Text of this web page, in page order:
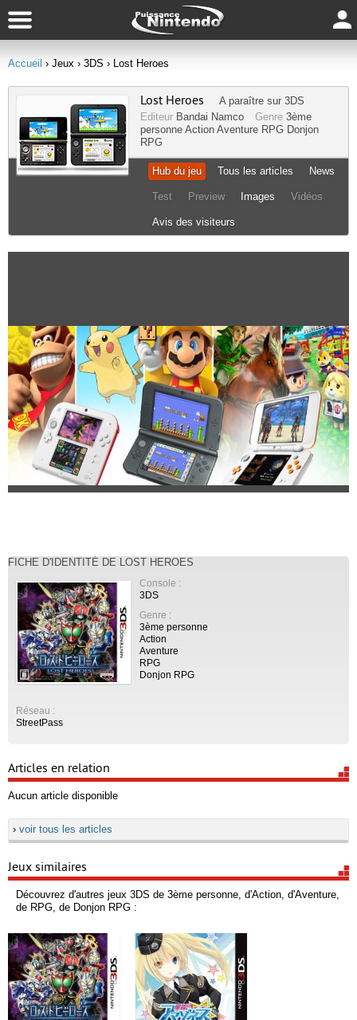
Accueil › Jeux › 3DS › Lost Heroes
Lost Heroes A paraître sur 3DS
Editeur Bandai Namco Genre 3ème
personne Action Aventure RPG Donjon
RPG
Hub du jeu Tous les articles News
Test Preview Images Vidéos
Avis des visiteurs
FICHE D'IDENTITÉ DE LOST HEROES
Console :
3DS
Genre :
3ème personne
Action
Aventure
RPG
Donjon RPG
Réseau :
StreetPass
Articles en relation
Aucun article disponible
› voir tous les articles
Jeux similaires
Découvrez d'autres jeux 3DS de 3ème personne, d'Action, d'Aventure,
de RPG, de Donjon RPG :